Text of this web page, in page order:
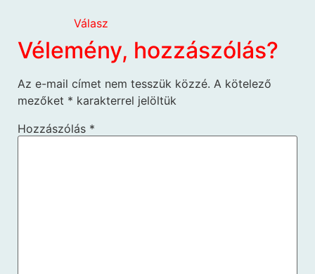
Válasz
Vélemény, hozzászólás?
Az e-mail címet nem tesszük közzé. A kötelező
mezőket * karakterrel jelöltük
Hozzászólás *